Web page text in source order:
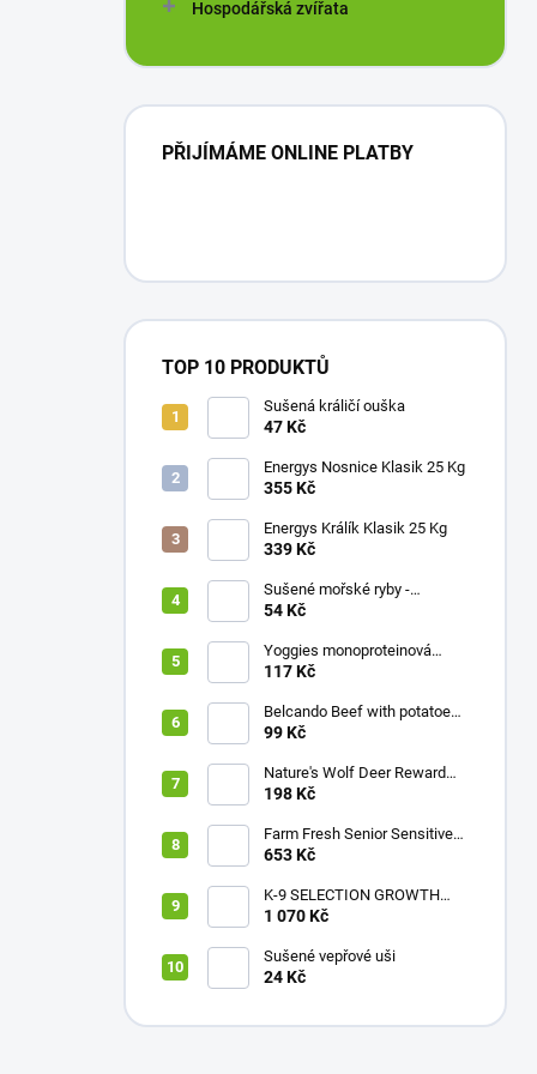
Hospodářská zvířata
PŘIJÍMÁME ONLINE PLATBY
TOP 10 PRODUKTŮ
Sušená králičí ouška
47 Kč
Energys Nosnice Klasik 25 Kg
355 Kč
Energys Králík Klasik 25 Kg
339 Kč
Sušené mořské ryby -
sardinky
54 Kč
Yoggies monoproteinová
hovězí konzerva pro psy s
800g
117 Kč
Belcando Beef with potatoes
& peas
99 Kč
Nature's Wolf Deer Reward
stripes 300 g
198 Kč
Farm Fresh Senior Sensitive
Reindeer 5 Kg
653 Kč
K-9 SELECTION GROWTH
FORMULA 12 Kg
1 070 Kč
Sušené vepřové uši
24 Kč